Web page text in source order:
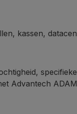
kassen,
Advantech